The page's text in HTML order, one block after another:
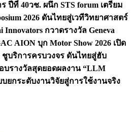
ปีที่ 40วช. ผนึก STS forum เตรียม
2026 ดันไทยสู่เวทีวิทยาศาสตร์
กวาดรางวัล Geneva
AION บุก Motor Show 2026 เปิด
ชูบริการครบวงจร ดันไทยสู่ฮับ
บรางวัลสุดยอดผลงาน “LLM
ยกระดับงานวิจัยสู่การใช้งานจริง